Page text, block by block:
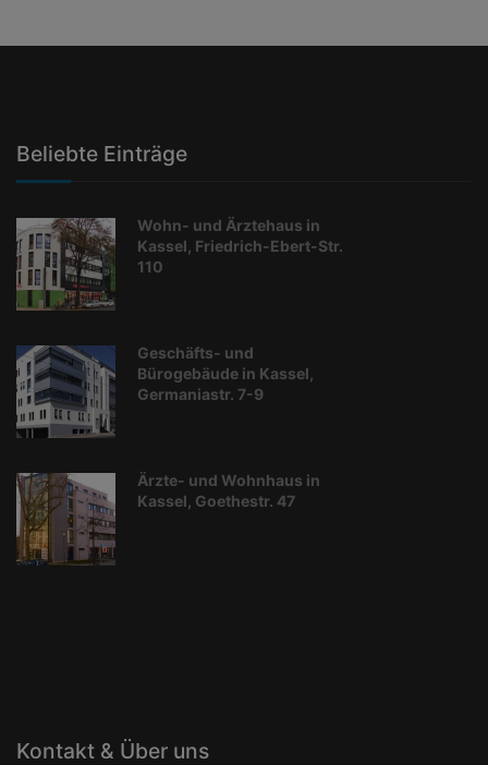
Beliebte Einträge
Wohn- und Ärztehaus in
Kassel, Friedrich-Ebert-Str.
110
Geschäfts- und
Bürogebäude in Kassel,
Germaniastr. 7-9
Ärzte- und Wohnhaus in
Kassel, Goethestr. 47
Kontakt & Über uns